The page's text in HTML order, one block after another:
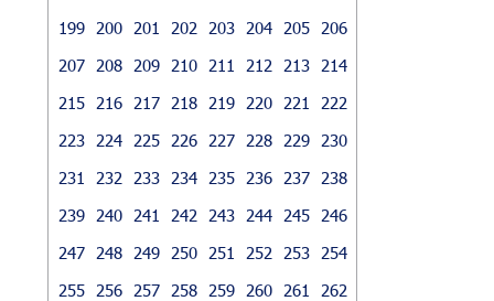
199
200 201 202 203 204 205
206
207
208 209 210 211 212 213
214
215
216 217 218 219 220 221
222
223
224 225 226 227 228 229
230
231
232 233 234 235 236 237
238
239
240 241 242 243 244 245
246
247
248 249 250 251 252 253
254
255
256 257 258 259 260 261
262